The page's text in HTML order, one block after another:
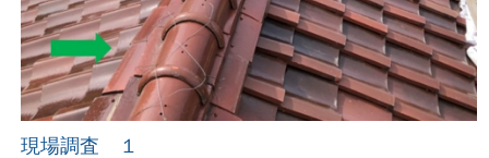
現場調査 １